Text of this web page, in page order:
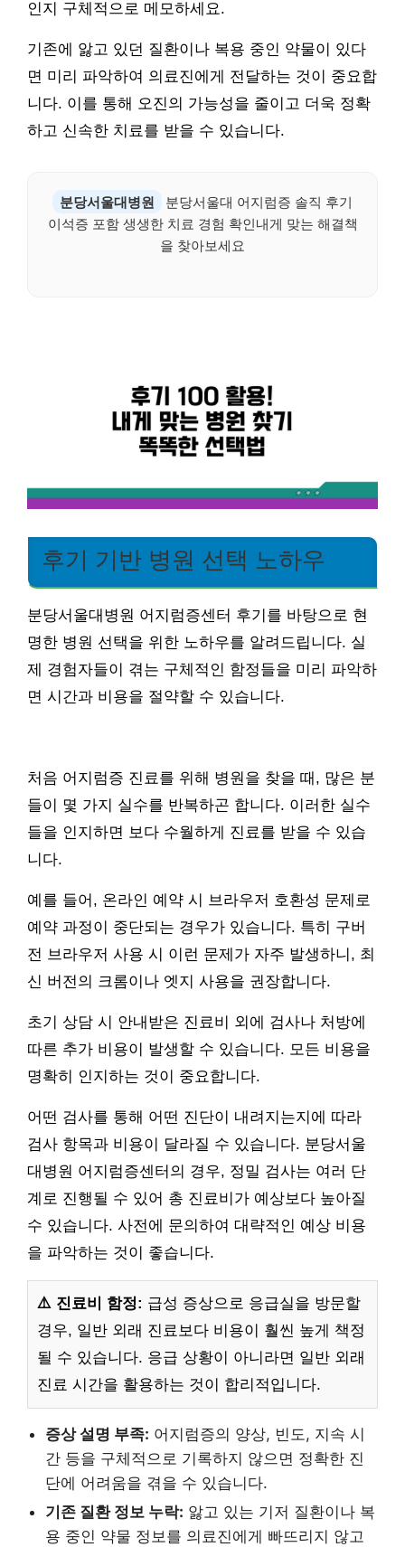
인지 구체적으로 메모하세요.
기존에 앓고 있던 질환이나 복용 중인 약물이 있다
면 미리 파악하여 의료진에게 전달하는 것이 중요합
니다. 이를 통해 오진의 가능성을 줄이고 더욱 정확
하고 신속한 치료를 받을 수 있습니다.
분당서울대병원
분당서울대 어지럼증 솔직 후기
이석증 포함 생생한 치료 경험 확인내게 맞는 해결책
을 찾아보세요
후기 기반 병원 선택 노하우
분당서울대병원 어지럼증센터 후기를 바탕으로 현
명한 병원 선택을 위한 노하우를 알려드립니다. 실
제 경험자들이 겪는 구체적인 함정들을 미리 파악하
면 시간과 비용을 절약할 수 있습니다.
처음 어지럼증 진료를 위해 병원을 찾을 때, 많은 분
들이 몇 가지 실수를 반복하곤 합니다. 이러한 실수
들을 인지하면 보다 수월하게 진료를 받을 수 있습
니다.
예를 들어, 온라인 예약 시 브라우저 호환성 문제로
예약 과정이 중단되는 경우가 있습니다. 특히 구버
전 브라우저 사용 시 이런 문제가 자주 발생하니, 최
신 버전의 크롬이나 엣지 사용을 권장합니다.
초기 상담 시 안내받은 진료비 외에 검사나 처방에
따른 추가 비용이 발생할 수 있습니다. 모든 비용을
명확히 인지하는 것이 중요합니다.
어떤 검사를 통해 어떤 진단이 내려지는지에 따라
검사 항목과 비용이 달라질 수 있습니다. 분당서울
대병원 어지럼증센터의 경우, 정밀 검사는 여러 단
계로 진행될 수 있어 총 진료비가 예상보다 높아질
수 있습니다. 사전에 문의하여 대략적인 예상 비용
을 파악하는 것이 좋습니다.
⚠️ 진료비 함정: 급성 증상으로 응급실을 방문할
경우, 일반 외래 진료보다 비용이 훨씬 높게 책정
될 수 있습니다. 응급 상황이 아니라면 일반 외래
진료 시간을 활용하는 것이 합리적입니다.
증상 설명 부족: 어지럼증의 양상, 빈도, 지속 시
간 등을 구체적으로 기록하지 않으면 정확한 진
단에 어려움을 겪을 수 있습니다.
기존 질환 정보 누락: 앓고 있는 기저 질환이나 복
용 중인 약물 정보를 의료진에게 빠뜨리지 않고